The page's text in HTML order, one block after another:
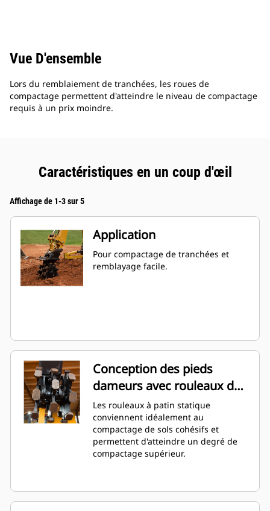
Vue D'ensemble
Lors du remblaiement de tranchées, les roues de
compactage permettent d'atteindre le niveau de compactage
requis à un prix moindre.
Caractéristiques en un coup d'œil
Affichage de 1-3 sur 5
Application
Pour compactage de tranchées et
remblayage facile.
Conception des pieds
dameurs avec rouleaux de
patin statiques
Les rouleaux à patin statique
conviennent idéalement au
compactage de sols cohésifs et
permettent d'atteindre un degré de
compactage supérieur.